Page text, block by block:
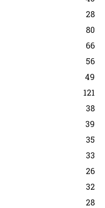
28
80
66
56
49
121
38
39
35
33
26
32
28